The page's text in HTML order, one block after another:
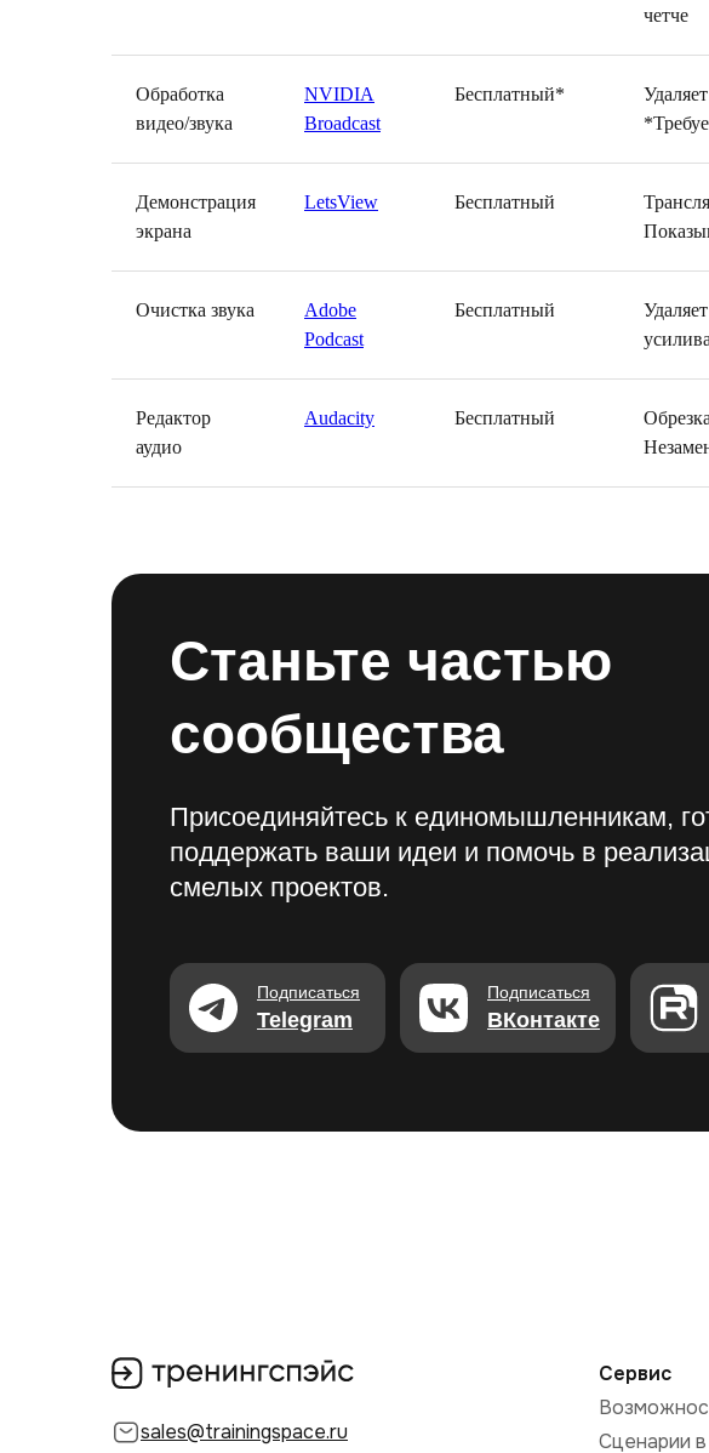
четче
Обработка
видео/звука
NVIDIA
Broadcast
Бесплатный*
Демонстрация
экрана
LetsView Бесплатный
Очистка звука
Adobe
Podcast
Бесплатный
Редактор
аудио
Audacity Бесплатный
Станьте частью
сообщества
Присоединяйтесь к единомышленникам,
поддержать ваши идеи и помочь в
смелых проектов.
Подписаться
Telegram
Подписаться
ВКонтакте
sales@trainingspace.ru
Сервис
Сценарии